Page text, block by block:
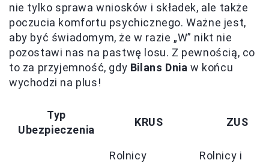
nie tylko sprawa wniosków i składek, ale także
poczucia komfortu psychicznego. Ważne jest,
aby być świadomym, że w razie „W” nikt nie
pozostawi nas na pastwę losu. Z pewnością, co
to za przyjemność, gdy Bilans Dnia w końcu
wychodzi na plus!
Typ
Ubezpieczenia
KRUS ZUS
Rolnicy
Rolnicy i